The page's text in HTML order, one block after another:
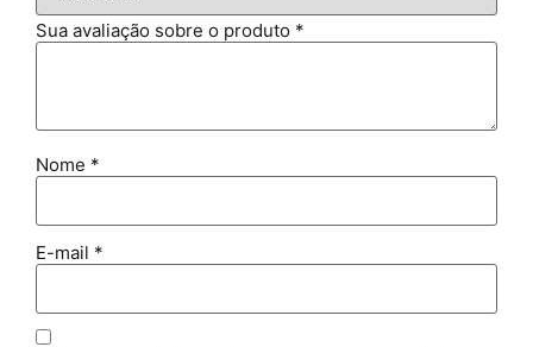
Sua avaliação sobre o produto *
Nome *
E-mail *